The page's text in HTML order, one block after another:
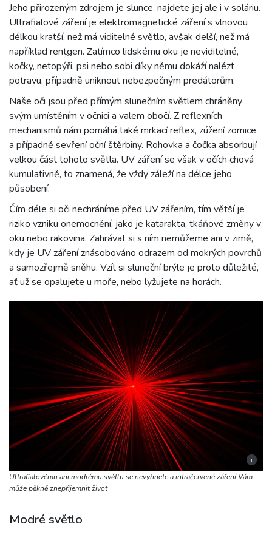
Jeho přirozeným zdrojem je slunce, najdete jej ale i v soláriu.
Ultrafialové záření je elektromagnetické záření s vlnovou
délkou kratší, než má viditelné světlo, avšak delší, než má
například rentgen. Zatímco lidskému oku je neviditelné,
kočky, netopýři, psi nebo sobi díky němu dokáží nalézt
potravu, případně uniknout nebezpečným predátorům.
Naše oči jsou před přímým slunečním světlem chráněny
svým umístěním v očnici a valem obočí. Z reflexních
mechanismů nám pomáhá také mrkací reflex, zúžení zornice
a případně sevření oční štěrbiny. Rohovka a čočka absorbují
velkou část tohoto světla. UV záření se však v očích chová
kumulativně, to znamená, že vždy záleží na délce jeho
působení.
Čím déle si oči nechráníme před UV zářením, tím větší je
riziko vzniku onemocnění, jako je katarakta, tkáňové změny v
oku nebo rakovina. Zahrávat si s ním nemůžeme ani v zimě,
kdy je UV záření znásobováno odrazem od mokrých povrchů
a samozřejmě sněhu. Vzít si sluneční brýle je proto důležité,
ať už se opalujete u moře, nebo lyžujete na horách.
i
Ultrafialovému ani modrému světlu se nevyhnete a infračervené záření Vám
může pěkně znepříjemnit život
Modré světlo